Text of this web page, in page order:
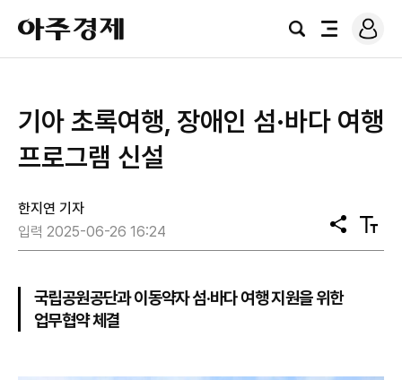
아
주
경
검
전
로
그
기아 초록여행, 장애인 섬·바다 여행
프로그램 신설
한지연 기자
입력 2025-06-26 16:24
공
유
텍
스
국립공원공단과 이동약자 섬·바다 여행 지원을 위한
업무협약 체결